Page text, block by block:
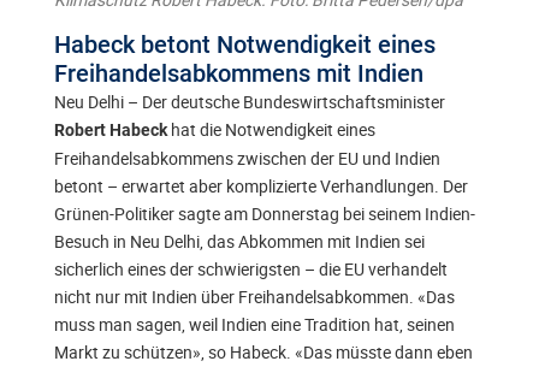
Habeck betont Notwendigkeit eines
Freihandelsabkommens mit Indien
Neu Delhi – Der deutsche Bundeswirtschaftsminister
Robert Habeckhat die Notwendigkeit eines
Freihandelsabkommens zwischen der EU und Indien
betont – erwartet aber komplizierte Verhandlungen. Der
Grünen-Politiker sagte am Donnerstag bei seinem Indien-
Besuch in Neu Delhi, das Abkommen mit Indien sei
sicherlich eines der schwierigsten – die EU verhandelt
nicht nur mit Indien über Freihandelsabkommen. «Das
muss man sagen, weil Indien eine Tradition hat, seinen
Markt zu schützen», so Habeck. «Das müsste dann eben